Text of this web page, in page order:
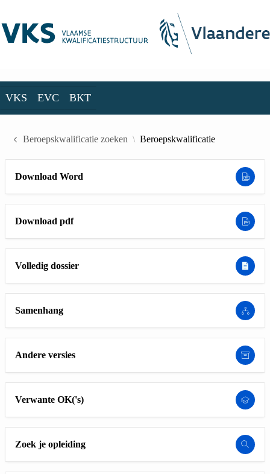
VKS EVC BKT
Beroepskwalificatie zoeken Beroepskwalificatie
Download Word
Download pdf
Volledig dossier
Samenhang
Andere versies
Verwante OK('s)
Zoek je opleiding